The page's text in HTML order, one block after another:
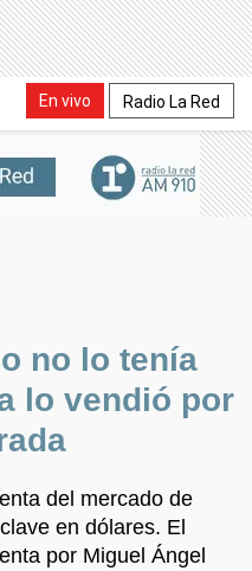
En vivo Radio La Red
no lo tenía
lo vendió por
del mercado de
en dólares. El
por Miguel Ángel